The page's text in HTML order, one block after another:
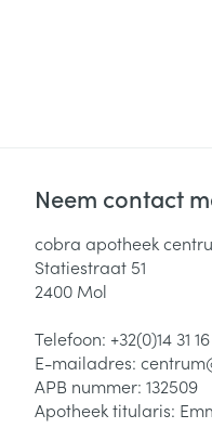
Neem contact
cobra apotheek
Statiestraat 51
2400 Mol
Telefoon: +32(0)14 31
E-mailadres:
APB nummer: 132509
Apotheek titularis: